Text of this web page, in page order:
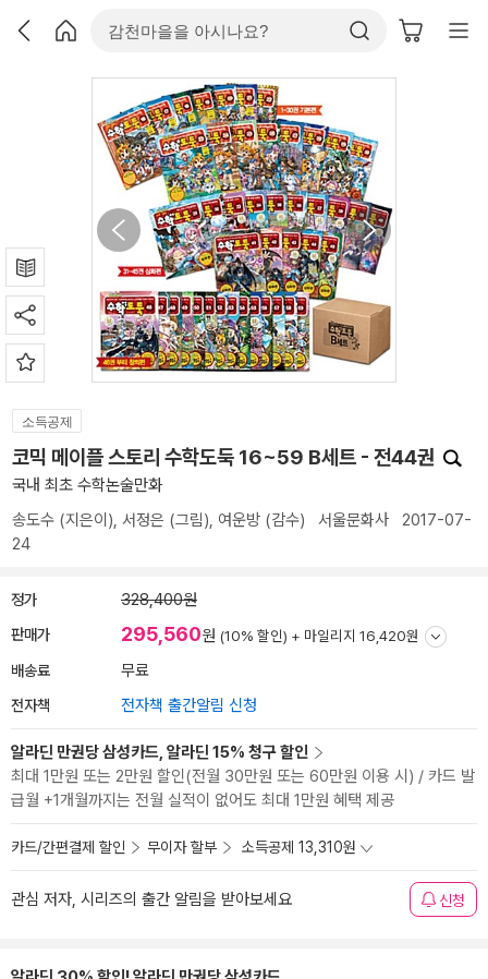
소득공제
코믹 메이플 스토리 수학도둑 16~59 B세트 - 전44권
국내 최초 수학논술만화
송도수 (지은이), 서정은 (그림), 여운방 (감수) 서울문화사 2017-07-
24
정가 328,400원
판매가 295,560원 (10% 할인) + 마일리지 16,420원
배송료 무료
전자책 전자책 출간알림 신청
알라딘 만권당 삼성카드, 알라딘 15% 청구 할인
최대 1만원 또는 2만원 할인(전월 30만원 또는 60만원 이용 시) / 카드 발
급월 +1개월까지는 전월 실적이 없어도 최대 1만원 혜택 제공
카드/간편결제 할인 무이자 할부 소득공제 13,310원
관심 저자, 시리즈의 출간 알림을 받아보세요 신청